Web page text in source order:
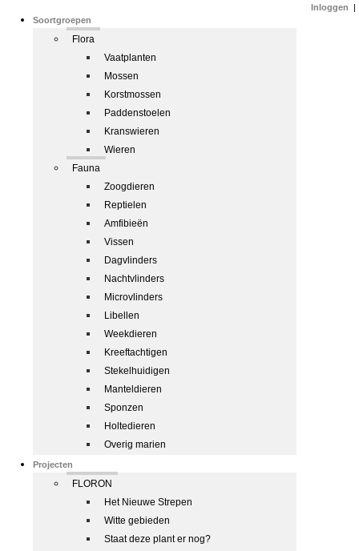
Soortgroepen
Flora
Vaatplanten
Mossen
Korstmossen
Paddenstoelen
Kranswieren
Wieren
Fauna
Zoogdieren
Reptielen
Amfibieën
Vissen
Dagvlinders
Nachtvlinders
Microvlinders
Libellen
Weekdieren
Kreeftachtigen
Stekelhuidigen
Manteldieren
Sponzen
Holtedieren
Overig marien
Projecten
FLORON
Het Nieuwe Strepen
Witte gebieden
Staat deze plant er nog?
Inloggen |